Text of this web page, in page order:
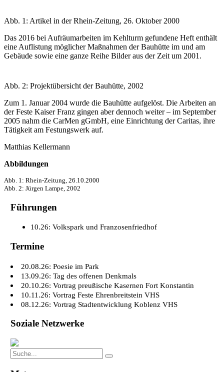
Abb. 1: Artikel in der Rhein-Zeitung, 26. Oktober 2000
Das 2016 bei Aufräumarbeiten im Kehlturm gefundene Heft enthält
eine Auflistung möglicher Maßnahmen der Bauhütte im und am
Gebäude sowie eine ganze Reihe Bilder aus der Zeit um 2001.
Abb. 2: Projektübersicht der Bauhütte, 2002
Zum 1. Januar 2004 wurde die Bauhütte aufgelöst. Die Arbeiten an
der Feste Kaiser Franz gingen aber dennoch weiter – im September
2005 nahm die CarMen gGmbH, eine Einrichtung der Caritas, ihre
Tätigkeit am Festungswerk auf.
Matthias Kellermann
Abbildungen
Abb. 1: Rhein-Zeitung, 26.10.2000
Abb. 2: Jürgen Lampe, 2002
Führungen
10.26: Volkspark und Franzosenfriedhof
Termine
20.08.26: Poesie im Park
13.09.26: Tag des offenen Denkmals
20.10.26: Vortrag preußische Kasernen Fort Konstantin
10.11.26: Vortrag Feste Ehrenbreitstein VHS
08.12.26: Vortrag Stadtentwicklung Koblenz VHS
Soziale Netzwerke
Search
for:
Search